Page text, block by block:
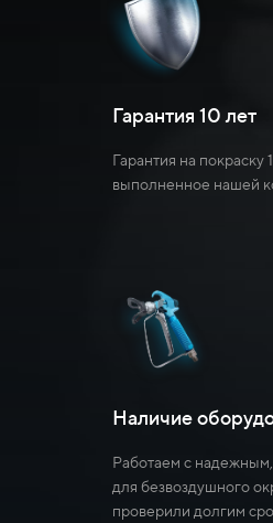
Гарантия 10 лет
Гарантия на
выполненное нашей
Наличие
Работаем с
для безвоздушного
проверили долгим